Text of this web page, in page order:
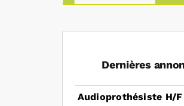
Dernières
Audioprothésiste H/F